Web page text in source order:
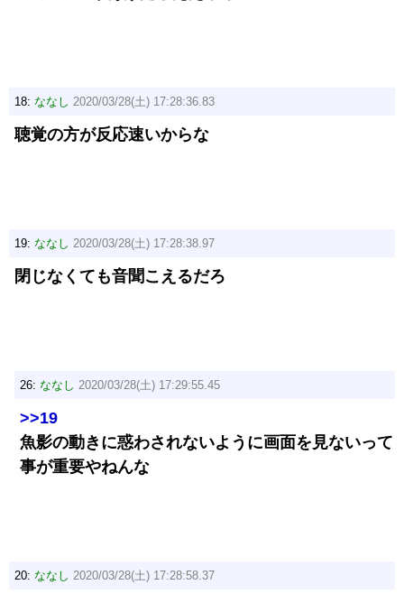
18: ななし 2020/03/28(土) 17:28:36.83
聴覚の方が反応速いからな
19: ななし 2020/03/28(土) 17:28:38.97
閉じなくても音聞こえるだろ
26: ななし 2020/03/28(土) 17:29:55.45
>>19
魚影の動きに惑わされないように画面を見ないって
事が重要やねんな
20: ななし 2020/03/28(土) 17:28:58.37